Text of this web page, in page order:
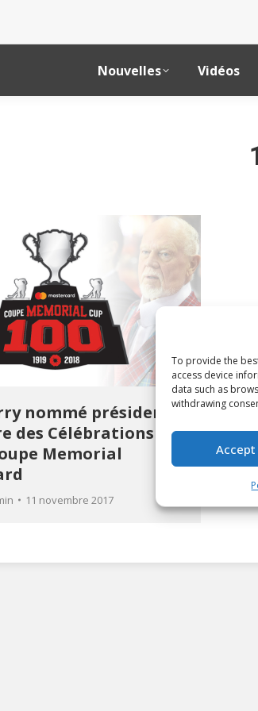
To provide the
access device
data such as
withdrawing
Accept
Nouvelles Vidéos
nommé président
des Célébrations de
Memorial
11 novembre 2017